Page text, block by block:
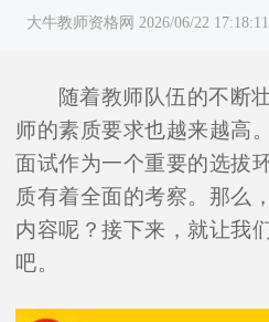
大牛教师资格网 2026/06/22 17:18:11
随着教师队伍的不断
师的素质要求也越来越高
面试作为一个重要的选拔
质有着全面的考察。那么
内容呢？接下来，就让我
吧。